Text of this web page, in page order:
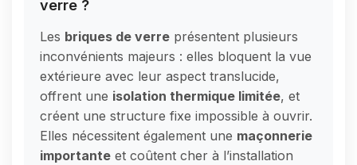
verre ?
Les briques de verre présentent plusieurs
inconvénients majeurs : elles bloquent la vue
extérieure avec leur aspect translucide,
offrent une isolation thermique limitée, et
créent une structure fixe impossible à ouvrir.
Elles nécessitent également une maçonnerie
importante et coûtent cher à l’installation